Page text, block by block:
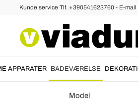
Kunde service Tlf. +390541623760 - E-
APPARATER BADEVÆRELSE
Håndvaske
Design håndvaske i natursten Sam, unikt
Model